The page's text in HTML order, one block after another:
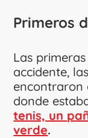
Primeros
Las
accidente,
encontraron
donde
tenis, un
verde.